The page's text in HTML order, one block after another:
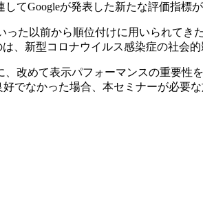
てGoogleが発表した新たな評価指標
た以前から順位付けに用いられてき
、新型コロナウイルス感染症の社会的
改めて表示パフォーマンスの重要性
でなかった場合、本セミナーが必要